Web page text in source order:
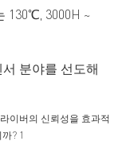
130℃, 3000H ~
분야를 선도해